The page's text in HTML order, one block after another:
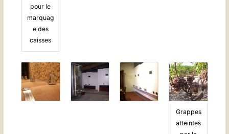
pour le
marquag
e des
caisses
Grappes
atteintes